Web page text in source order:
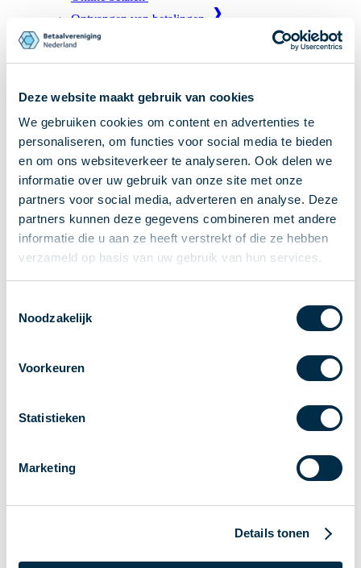
Deze website maakt gebruik van cookies
We gebruiken cookies om content en advertenties te
personaliseren, om functies voor social media te bieden
en om ons websiteverkeer te analyseren. Ook delen we
informatie over uw gebruik van onze site met onze
partners voor social media, adverteren en analyse. Deze
partners kunnen deze gegevens combineren met andere
informatie die u aan ze heeft verstrekt of die ze hebben
verzameld op basis van uw gebruik van hun services.
Noodzakelijk
Voorkeuren
Statistieken
Marketing
Details tonen
Ontvangen van betalingen
Onderling betalen
Overboeken
Feiten & Cijfers
Actueel
Betaaljournaal
Publicaties
Jaarverslag
Roadmap
Jaarcongres 2026
Vereniging
Werkgroepen
Bestuur
NPFF